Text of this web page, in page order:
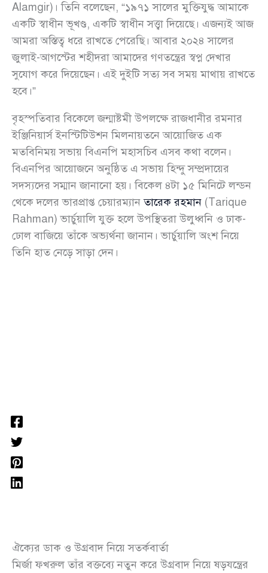
Alamgir)। তিনি বলেছেন, “১৯৭১ সালের মুক্তিযুদ্ধ আমাকে
একটি স্বাধীন ভূখণ্ড, একটি স্বাধীন সত্ত্বা দিয়েছে। এজন্যই আজ
আমরা অস্তিত্ব ধরে রাখতে পেরেছি। আবার ২০২৪ সালের
জুলাই-আগস্টের শহীদরা আমাদের গণতন্ত্রের স্বপ্ন দেখার
সুযোগ করে দিয়েছেন। এই দুইটি সত্য সব সময় মাথায় রাখতে
হবে।”
বৃহস্পতিবার বিকেলে জন্মাষ্টমী উপলক্ষে রাজধানীর রমনার
ইঞ্জিনিয়ার্স ইনস্টিটিউশন মিলনায়তনে আয়োজিত এক
মতবিনিময় সভায় বিএনপি মহাসচিব এসব কথা বলেন।
বিএনপির আয়োজনে অনুষ্ঠিত এ সভায় হিন্দু সম্প্রদায়ের
সদস্যদের সম্মান জানানো হয়। বিকেল ৪টা ১৫ মিনিটে লন্ডন
থেকে দলের ভারপ্রাপ্ত চেয়ারম্যানতারেক রহমান (Tarique
Rahman) ভার্চুয়ালি যুক্ত হলে উপস্থিতরা উলুধ্বনি ও ঢাক-
ঢোল বাজিয়ে তাঁকে অভ্যর্থনা জানান। ভার্চুয়ালি অংশ নিয়ে
তিনি হাত নেড়ে সাড়া দেন।
ঐক্যের ডাক ও উগ্রবাদ নিয়ে সতর্কবার্তা
মির্জা ফখরুল তাঁর বক্তব্যে নতুন করে উগ্রবাদ নিয়ে ষড়যন্ত্রের